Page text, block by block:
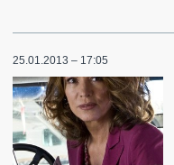
25.01.2013 – 17:05